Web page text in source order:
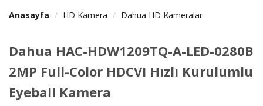
Anasayfa HD Kamera Dahua HD Kameralar
Dahua HAC-HDW1209TQ-A-LED-0280B
2MP Full-Color HDCVI Hızlı Kurulumlu
Eyeball Kamera